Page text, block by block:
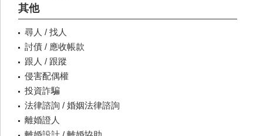
其他
尋人 / 找人
討債 / 應收帳款
跟人 / 跟蹤
侵害配偶權
投資詐騙
法律諮詢 / 婚姻法律諮詢
離婚證人